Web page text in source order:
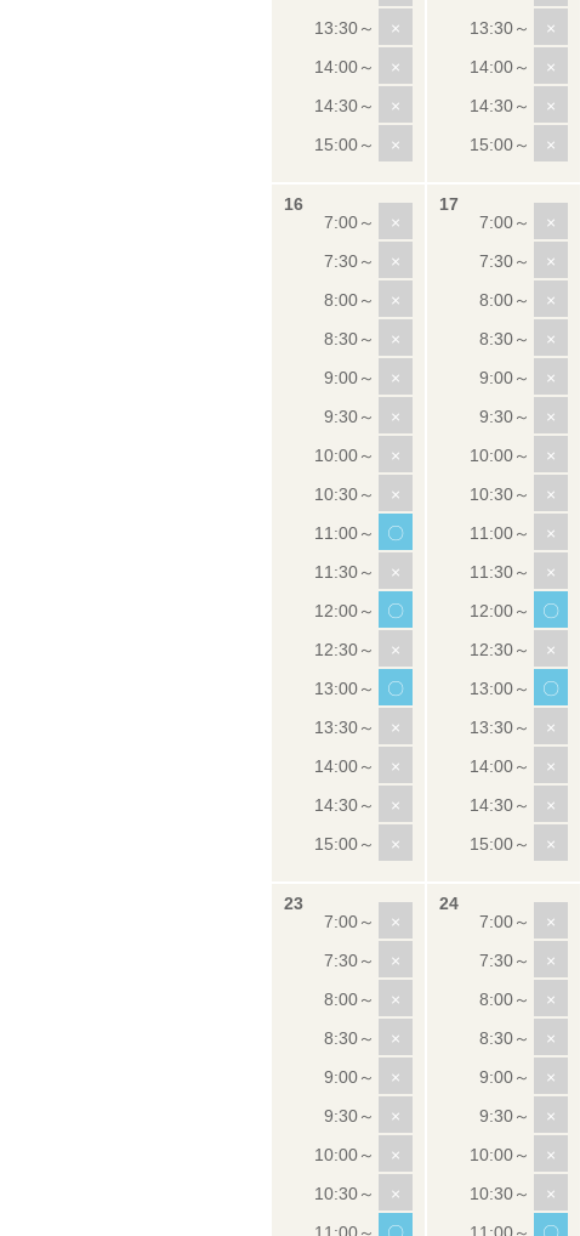
×
×
×
×
×
×
×
×
×
×
×
×
×
×
×
×
〇
×
〇
×
〇
×
×
×
×
×
×
×
×
×
×
×
×
×
×
〇
×
〇
×
×
×
×
×
×
×
×
×
×
×
×
×
×
×
×
×
×
×
×